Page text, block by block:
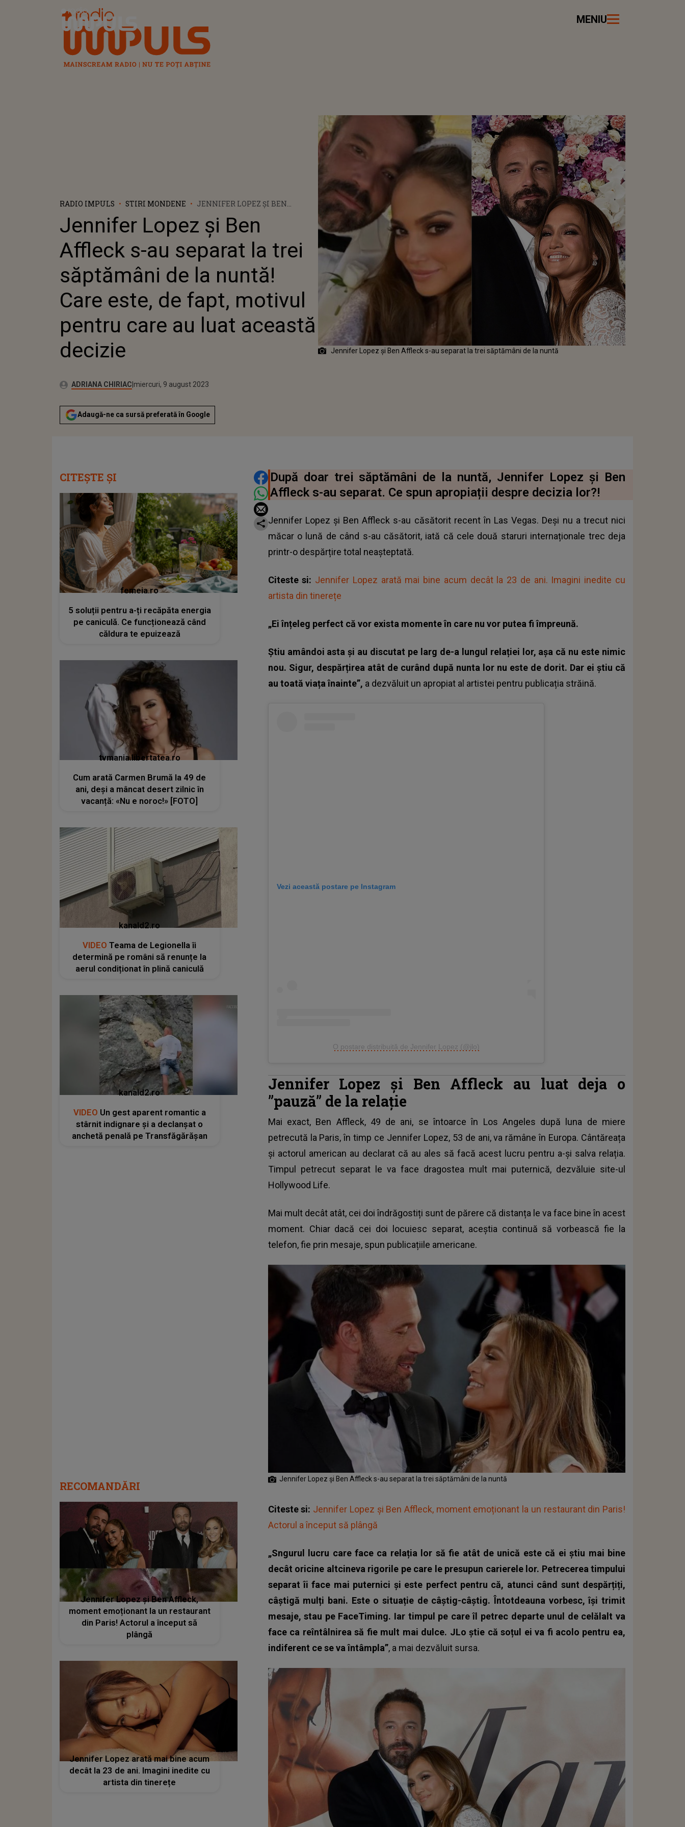
Radio Impuls MENIU
RADIO IMPULS STIRI MONDENE
JENNIFER LOPEZ ȘI BEN
SĂPTĂMÂNI DE LA NUNTĂ! CARE
ESTE, DE FAPT, MOTIVUL
PENTRU CARE AU LUAT
ACEASTĂ DECIZIE
Jennifer Lopez și Ben
Affleck s-au separat la trei
săptămâni de la nuntă!
Care este, de fapt, motivul
pentru care au luat această
decizie
Autor:ADRIANA CHIRIACPublicat:
marți, 9 august 2022
Actualizat:
miercuri, 9 august 2023
Adaugă-ne ca sursă preferată în Google
Jennifer Lopez și Ben Affleck s-au separat la trei săptămâni de la nuntă
DISTRIBUIE ARTICOLUL
După doar trei săptămâni de la nuntă, Jennifer Lopez și Ben
Affleck s-au separat. Ce spun apropiații despre decizia lor?!
Jennifer Lopez și Ben Affleck s-au căsătorit recent în Las Vegas. Deși nu a trecut nici
măcar o lună de când s-au căsătorit, iată că cele două staruri internaționale trec deja
printr-o despărțire total neașteptată.
Citeste si: Jennifer Lopez arată mai bine acum decât la 23 de ani. Imagini inedite cu
artista din tinerețe
„Ei înțeleg perfect că vor exista momente în care nu vor putea fi împreună.
Ştiu amândoi asta și au discutat pe larg de-a lungul relației lor, așa că nu este nimic
nou. Sigur, despărțirea atât de curând după nunta lor nu este de dorit. Dar ei știu că
au toată viața înainte”, a dezvăluit un apropiat al artistei pentru publicația străină.
Vezi această postare pe Instagram
O postare distribuită de Jennifer Lopez (@jlo)
Jennifer Lopez și Ben Affleck au luat deja o
”pauză” de la relație
Mai exact, Ben Affleck, 49 de ani, se întoarce în Los Angeles după luna de miere
petrecută la Paris, în timp ce Jennifer Lopez, 53 de ani, va rămâne în Europa. Cântăreața
și actorul american au declarat că au ales să facă acest lucru pentru a-și salva relația.
Timpul petrecut separat le va face dragostea mult mai puternică, dezvăluie site-ul
Hollywood Life.
Mai mult decât atât, cei doi îndrăgostiți sunt de părere că distanța le va face bine în acest
moment. Chiar dacă cei doi locuiesc separat, aceștia continuă să vorbească fie la
telefon, fie prin mesaje, spun publicațiile americane.
Jennifer Lopez și Ben Affleck s-au separat la trei săptămâni de la nuntă
Citeste si: Jennifer Lopez și Ben Affleck, moment emoționant la un restaurant din Paris!
Actorul a început să plângă
„Sngurul lucru care face ca relația lor să fie atât de unică este că ei știu mai bine
decât oricine altcineva rigorile pe care le presupun carierele lor. Petrecerea timpului
separat îi face mai puternici și este perfect pentru că, atunci când sunt despărțiți,
câștigă mulți bani. Este o situație de câștig-câștig. Întotdeauna vorbesc, îşi trimit
mesaje, stau pe FaceTiming. Iar timpul pe care îl petrec departe unul de celălalt va
face ca reîntâlnirea să fie mult mai dulce. JLo știe că soțul ei va fi acolo pentru ea,
indiferent ce se va întâmpla”, a mai dezvăluit sursa.
CITEȘTE ȘI
femeia.ro
5 soluții pentru a-ți recăpăta energia
pe caniculă. Ce funcționează când
căldura te epuizează
tvmania.libertatea.ro
Cum arată Carmen Brumă la 49 de
ani, deși a mâncat desert zilnic în
vacanță: «Nu e noroc!» [FOTO]
kanald2.ro
VIDEO Teama de Legionella îi
determină pe români să renunțe la
aerul condiționat în plină caniculă
kanald2.ro
VIDEO Un gest aparent romantic a
stârnit indignare și a declanșat o
anchetă penală pe Transfăgărășan
RECOMANDĂRI
Jennifer Lopez și Ben Affleck,
moment emoționant la un restaurant
din Paris! Actorul a început să
plângă
Jennifer Lopez arată mai bine acum
decât la 23 de ani. Imagini inedite cu
artista din tinerețe